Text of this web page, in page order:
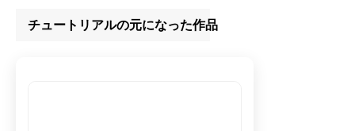
チュートリアルの元になった作品